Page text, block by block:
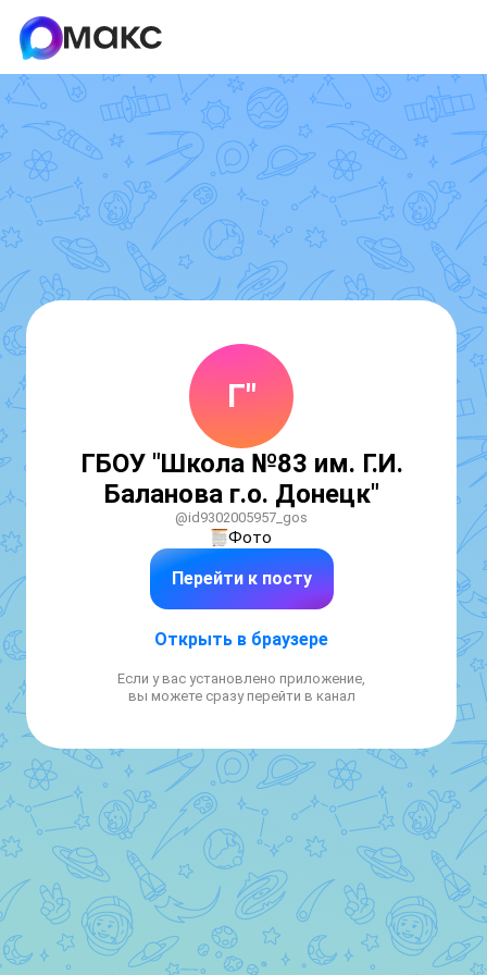
Г"
ГБОУ "Школа №83 им. Г.И.
Баланова г.о. Донецк"
@id9302005957_gos
Фото
Перейти к посту
Открыть в браузере
Если у вас установлено приложение,
вы можете сразу перейти в канал